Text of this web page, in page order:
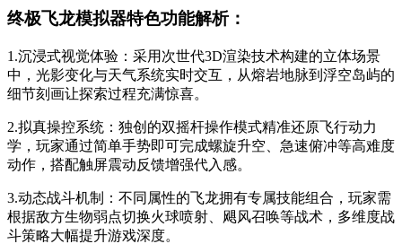
终极飞龙模拟器特色功能解析：
1.沉浸式视觉体验：采用次世代3D渲染技术构建的立体场景
中，光影变化与天气系统实时交互，从熔岩地脉到浮空岛屿的
细节刻画让探索过程充满惊喜。
2.拟真操控系统：独创的双摇杆操作模式精准还原飞行动力
学，玩家通过简单手势即可完成螺旋升空、急速俯冲等高难度
动作，搭配触屏震动反馈增强代入感。
3.动态战斗机制：不同属性的飞龙拥有专属技能组合，玩家需
根据敌方生物弱点切换火球喷射、飓风召唤等战术，多维度战
斗策略大幅提升游戏深度。